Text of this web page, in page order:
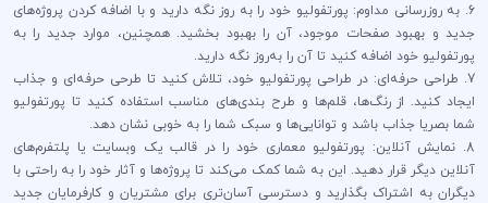
6. به روزرسانی مداوم: پورتفولیو خود را به روز نگه دارید و با اضافه کردن پروژه‌های
جدید و بهبود صفحات موجود، آن را بهبود بخشید. همچنین، موارد جدید را به
پورتفولیو خود اضافه کنید تا آن را به‌روز نگه دارید.
7. طراحی حرفه‌ای: در طراحی پورتفولیو خود، تلاش کنید تا طرحی حرفه‌ای و جذاب
ایجاد کنید. از رنگ‌ها، قلم‌ها و طرح بندی‌های مناسب استفاده کنید تا پورتفولیو
شما بصریا جذاب باشد و توانایی‌ها و سبک شما را به خوبی نشان دهد.
8. نمایش آنلاین: پورتفولیو معماری خود را در قالب یک وبسایت یا پلتفرم‌های
آنلاین دیگر قرار دهید. این به شما کمک می‌کند تا پروژه‌ها و آثار خود را به راحتی با
دیگران به اشتراک بگذارید و دسترسی آسان‌تری برای مشتریان و کارفرمایان جدید